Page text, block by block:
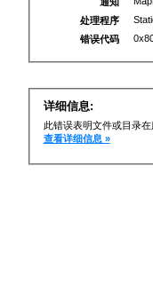
处理程序
错误代码
详细信息:
此错误表明文件或目录
查看详细信息 »